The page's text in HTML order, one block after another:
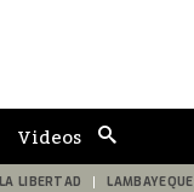
de
búsqueda
Videos
LA LIBERTAD LAMBAYEQUE